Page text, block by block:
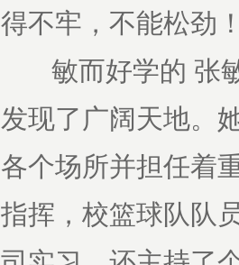
得不牢，不能松劲
敏而好学的 张敏
发现了广阔天地。
各个场所并担任着
指挥，校篮球队队